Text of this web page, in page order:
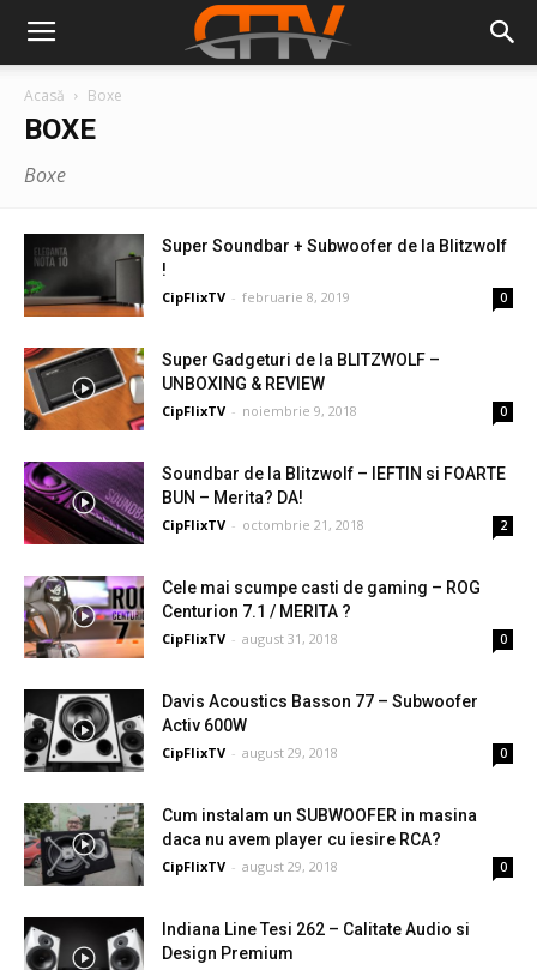
Acasă Boxe
BOXE
Boxe
Super Soundbar + Subwoofer de la Blitzwolf
!
CipFlixTV - februarie 8, 2019 0
Super Gadgeturi de la BLITZWOLF –
UNBOXING & REVIEW
CipFlixTV - noiembrie 9, 2018 0
Soundbar de la Blitzwolf – IEFTIN si FOARTE
BUN – Merita? DA!
CipFlixTV - octombrie 21, 2018 2
Cele mai scumpe casti de gaming – ROG
Centurion 7.1 / MERITA ?
CipFlixTV - august 31, 2018 0
Davis Acoustics Basson 77 – Subwoofer
Activ 600W
CipFlixTV - august 29, 2018 0
Cum instalam un SUBWOOFER in masina
daca nu avem player cu iesire RCA?
CipFlixTV - august 29, 2018 0
Indiana Line Tesi 262 – Calitate Audio si
Design Premium